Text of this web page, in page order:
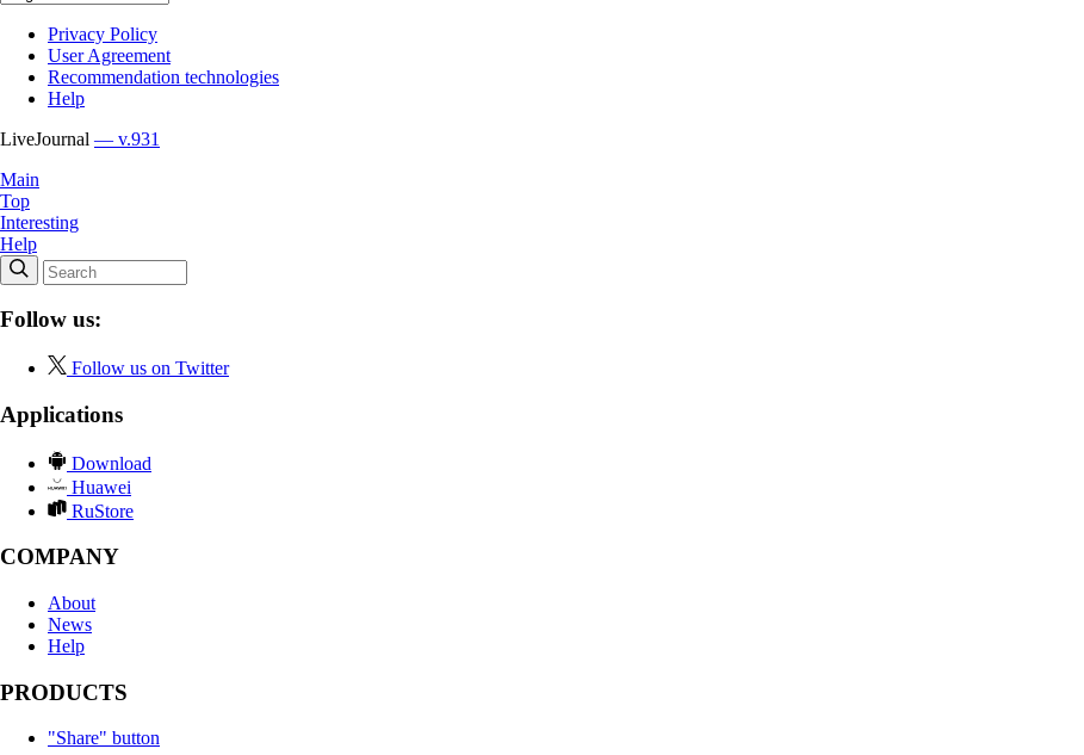
Privacy Policy
User Agreement
Recommendation technologies
Help
LiveJournal — v.931
Main
Top
Interesting
Help
Follow us:
Follow us on Twitter
Applications
Download
Huawei
RuStore
COMPANY
About
News
Help
PRODUCTS
"Share" button